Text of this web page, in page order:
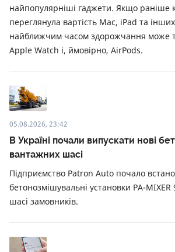
найпопулярніші гаджети. Якщо раніше
переглянула вартість Mac, iPad та
найближчим часом здорожчання може
Apple Watch і, ймовірно, AirPods.
05.08.2026, 23:42
В Україні почали випускати нові
вантажних шасі
Підприємство Patron Auto почало
бетонозмішувальні установки PA-MIXER
шасі замовників.